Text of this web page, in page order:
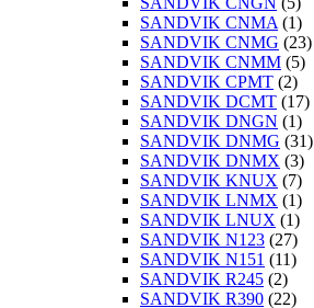
SANDVIK CNMA (1)
SANDVIK CNMG (23)
SANDVIK CNMM (5)
SANDVIK CPMT (2)
SANDVIK DCMT (17)
SANDVIK DNGN (1)
SANDVIK DNMG (31)
SANDVIK DNMX (3)
SANDVIK KNUX (7)
SANDVIK LNMX (1)
SANDVIK LNUX (1)
SANDVIK N123 (27)
SANDVIK N151 (11)
SANDVIK R245 (2)
SANDVIK R390 (22)